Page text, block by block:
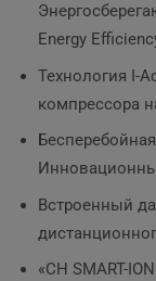
Energy
Технология I-
компрессора
Встроенный
«CH SMART-